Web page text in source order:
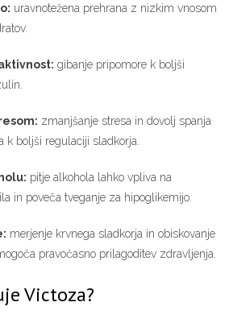
uravnotežena prehrana z nizkim vnosom
gibanje pripomore k boljši
zmanjšanje stresa in dovolj spanja
k boljši regulaciji sladkorja.
pitje alkohola lahko vpliva na
in poveča tveganje za hipoglikemijo.
merjenje krvnega sladkorja in obiskovanje
pravočasno prilagoditev zdravljenja.
Victoza?